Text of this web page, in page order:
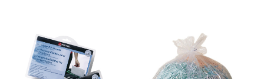
och som även strimlar kreditkort, och Intimus 32 SC, en
dokumentförstörare som klarar både gem och klammer och
har kapacitet för upp till 18 A4-ark per körning. Här hittar du